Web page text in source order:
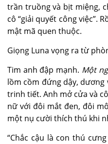
trần truồng và bịt miệng,
cô “giải quyết công việc”.
mật mã quen thuộc.
Giọng Luna vọng ra từ
Tim anh đập mạnh. Một
lồm cồm đứng dậy,
trinh tiết. Anh mở cửa và
nữ với đôi mắt đen, đôi
một nụ cười thích thú khi
“Chắc cậu là conthú cưng